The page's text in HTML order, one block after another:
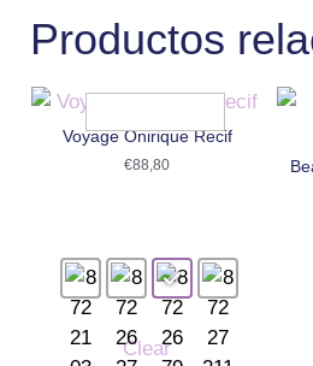
Productos
Voyage Onirique Recif
€88,80
Clear